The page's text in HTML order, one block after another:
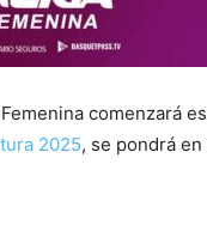
comenzará
2025, se pondrá